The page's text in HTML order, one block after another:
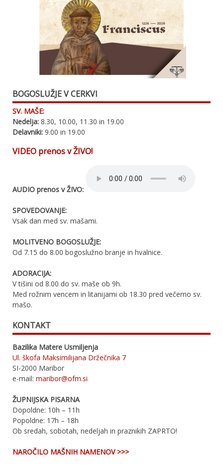
BOGOSLUŽJE V CERKVI
SV. MAŠE:
Nedelja: 8.30, 10.00, 11.30 in 19.00
Delavniki: 9.00 in 19.00
VIDEO prenos v ŽIVO!
AUDIO prenos v ŽIVO:
SPOVEDOVANJE:
Vsak dan med sv. mašami.
MOLITVENO BOGOSLUŽJE:
Od 7.15 do 8.00 bogoslužno branje in hvalnice.
ADORACIJA:
V tišini od 8.00 do sv. maše ob 9h.
Med rožnim vencem in litanijami ob 18.30 pred večerno sv.
mašo.
KONTAKT
Bazilika Matere Usmiljenja
Ul. škofa Maksimilijana Držečnika 7
SI-2000 Maribor
e-mail: maribor@ofm.si
ŽUPNIJSKA PISARNA
Dopoldne: 10h – 11h
Popoldne: 17h – 18h
Ob sredah, sobotah, nedeljah in praznikih ZAPRTO!
NAROČILO MAŠNIH NAMENOV >>>